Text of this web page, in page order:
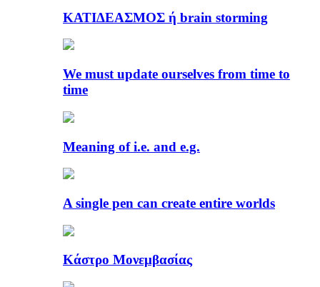
ΚΑΤΙΔΕΑΣΜΟΣ ή brain storming
We must update ourselves from time to
time
Meaning of i.e. and e.g.
A single pen can create entire worlds
Κάστρο Μονεμβασίας